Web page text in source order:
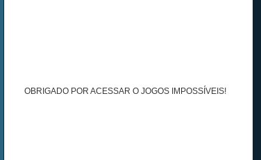
OBRIGADO POR ACESSAR O JOGOS IMPOSSÍVEIS!